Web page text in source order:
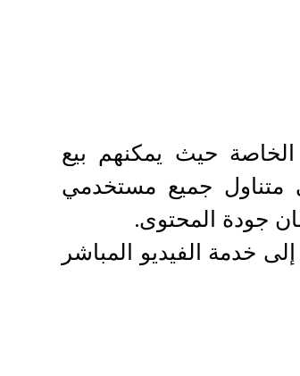
حيث يمكنهم بيع
متناول جميع مستخدمي
جودة المحتوى.
خدمة الفيديو المباشر